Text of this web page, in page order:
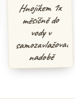
Hnojíkem 1x
měsíčně do
vody v
samozavlažovací
nadobě